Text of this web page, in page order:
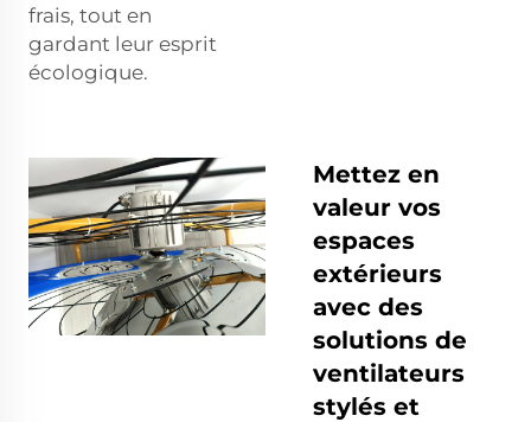
frais, tout en
gardant leur esprit
écologique.
Mettez en
valeur vos
espaces
extérieurs
avec des
solutions de
ventilateurs
stylés et